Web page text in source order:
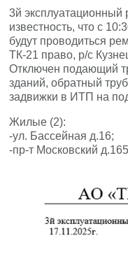
3й эксплуатационный
известность, что с
будут проводиться
ТК-21 право, р/с
Отключен подающий
зданий, обратный
задвижки в ИТП на
Жилые (2):
-ул. Бассейная д.16;
-пр-т Московский д.165